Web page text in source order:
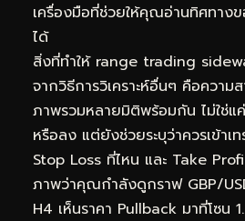
เครื่องมือที่ช่วยให้คุณอ่านทิศทางข
ได้
สิ่งที่ทำให้ range trading
จากวิธีการวิเคราะห์อื่นๆ คือความ
ภาพรวมหลายมิติพร้อมกัน ไม่ใช่แ
หรือลง แต่ยังช่วยระบุว่าควรเข้าเ
Stop Loss ที่ไหน และ Take
ภาพว่าคุณกำลังดูกราฟ GBP/
H4 เห็นราคา Pullback มาที่โซน